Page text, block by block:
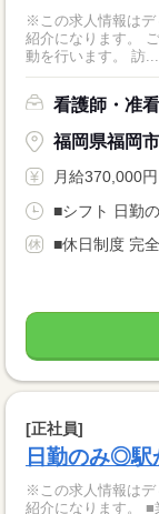
※この求人情報はデ
紹介になります。
動を行います。 訪...
看護師・准
福岡県福岡
月給370,000円
■シフト 日勤
■休日制度 完
[正社員]
日勤のみ◎駅
※この求人情報はデ
紹介になります。 ■